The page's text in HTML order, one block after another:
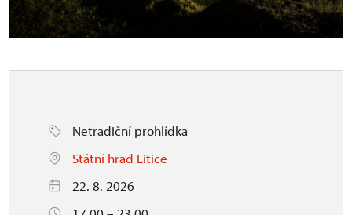
Netradiční prohlídka
Státní hrad Litice
22. 8. 2026